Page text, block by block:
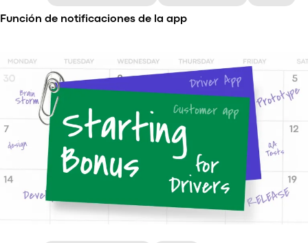
Conozca las notificaciones de la aplicación: una
nueva función de la plataforma Onde que le ayuda a
compartir promociones, descuentos y
actualizaciones importantes directamente con los
usuarios de las aplicaciones Cliente y Conductor.
Función de notificaciones de la app